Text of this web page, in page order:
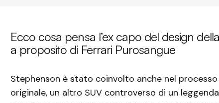
Ecco cosa pensa l’ex capo del design
a proposito di Ferrari Purosangue
Stephenson è stato coinvolto anche nel
originale, un altro SUV controverso di un